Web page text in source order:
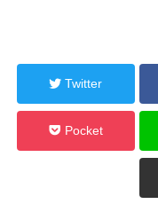
Twitter
Pocket